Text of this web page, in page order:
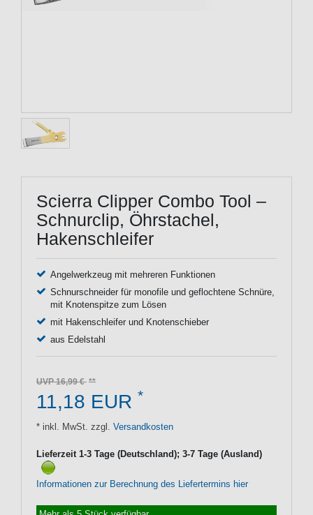
Scierra Clipper Combo Tool –
Schnurclip, Öhrstachel,
Hakenschleifer
Angelwerkzeug mit mehreren Funktionen
Schnurschneider für monofile und geflochtene Schnüre,
mit Knotenspitze zum Lösen
mit Hakenschleifer und Knotenschieber
aus Edelstahl
UVP 16,99 €
11,18 EUR *
* inkl. MwSt. zzgl. Versandkosten
Lieferzeit 1-3 Tage (Deutschland); 3-7 Tage (Ausland)
Informationen zur Berechnung des Liefertermins hier